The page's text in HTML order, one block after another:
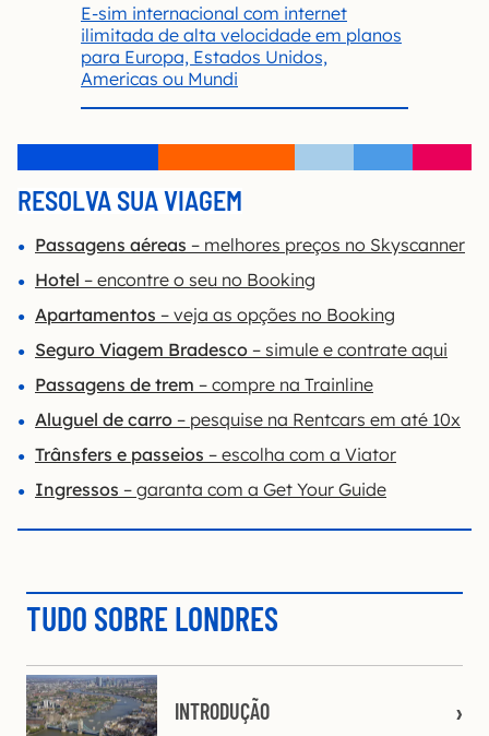
E-sim internacional com internet
ilimitada de alta velocidade em planos
para Europa, Estados Unidos,
Americas ou Mundi
RESOLVA SUA VIAGEM
Passagens aéreas – melhores preços no Skyscanner
Hotel – encontre o seu no Booking
Apartamentos – veja as opções no Booking
Seguro Viagem Bradesco – simule e contrate aqui
Passagens de trem – compre na Trainline
Aluguel de carro – pesquise na Rentcars em até 10x
Trânsfers e passeios – escolha com a Viator
Ingressos – garanta com a Get Your Guide
TUDO SOBRE LONDRES
INTRODUÇÃO